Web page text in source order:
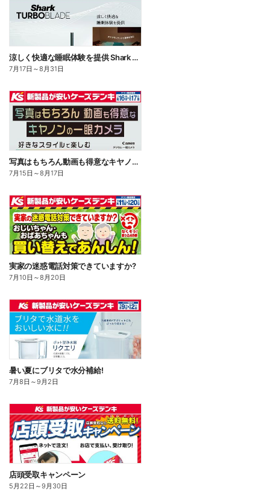
涼しく快適な睡眠体験を提供 Shark TUBOBLADE
7月17日 ～8月31日
写真はもちろん動画も得意なキヤノンの一眼カメラ
7月15日 ～8月17日
実家の迷惑電話対策できていますか?
7月10日 ～8月20日
暑い夏にブリタで水分補給!
7月8日 ～9月2日
店頭受取キャンペーン
5月22日 ～9月30日